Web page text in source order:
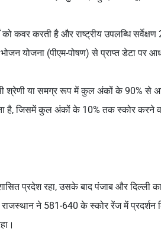
को कवर करती है औरराष्ट्रीय उपलब्धि
योजना (पीएम-पोषण) से प्राप्त डेटा पर
श्रेणी या समग्र रूप मेंकुल अंकों के 90% से
है, जिसमेंकुल अंकों के 10% तकस्कोर करने
प्रदेश रहा, उसके बादपंजाब औरदिल्ली
राजस्थानने 581-640 के स्कोर रेंज में प्रदर्शन